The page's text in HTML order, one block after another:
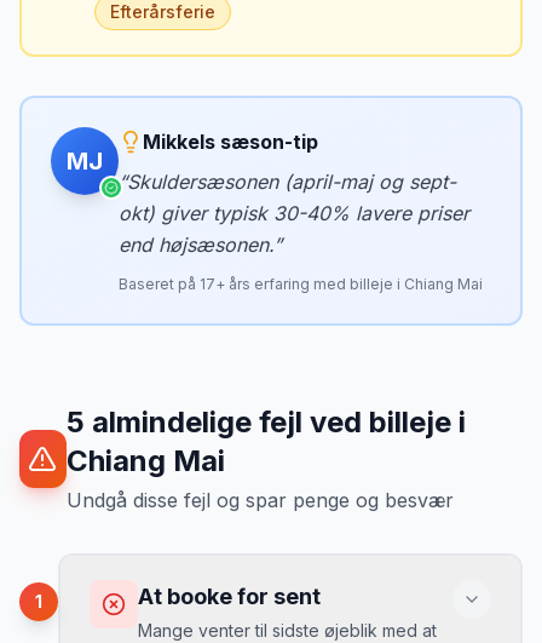
Efterårsferie
MJ
Mikkels sæson-tip
“Skuldersæsonen (april-maj og sept-
okt) giver typisk 30-40% lavere priser
end højsæsonen.”
Baseret på 17+ års erfaring med billeje i Chiang Mai
5 almindelige fejl ved billeje i
Chiang Mai
Undgå disse fejl og spar penge og besvær
1 At booke for sent
Mange venter til sidste øjeblik med at